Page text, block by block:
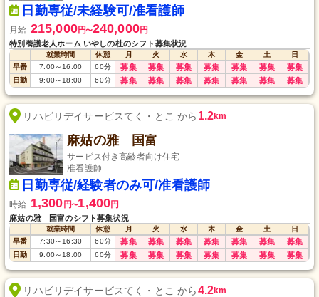
日勤専従/未経験可/准看護師
月給 215,000円〜240,000円
特別養護老人ホーム いやしの杜のシフト募集状況
就業時間 休憩 月 火 水 木 金 土
日
早番
7:00～16:00 60分 募集 募集 募集 募集 募集 募集 募集
日勤 9:00～18:00 60分 募集 募集 募集 募集 募集 募集 募集
リハビリデイサービスてく・とこ から 1.2km
麻姑の雅 国富
サービス付き高齢者向け住宅
准看護師
日勤専従/経験者のみ可/准看護師
時給 1,300 円〜1,400円
麻姑の雅 国富のシフト募集状況
就業時間 休憩 月 火 水 木 金 土
日
早番
7:30～16:30 60分 募集 募集 募集 募集 募集 募集 募集
日勤 9:00～18:00 60分 募集 募集 募集 募集 募集 募集 募集
リハビリデイサービスてく・とこ から4.2km